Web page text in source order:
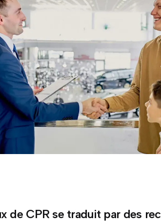
de CPR se traduit par des